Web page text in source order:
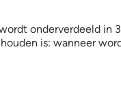
onderverdeeld
is: wanneer